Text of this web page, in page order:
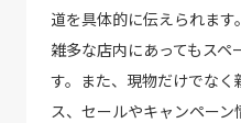
道を具体的に伝えられます
雑多な店内にあってもス
す。また、現物だけでな
ス、セールやキャンペー